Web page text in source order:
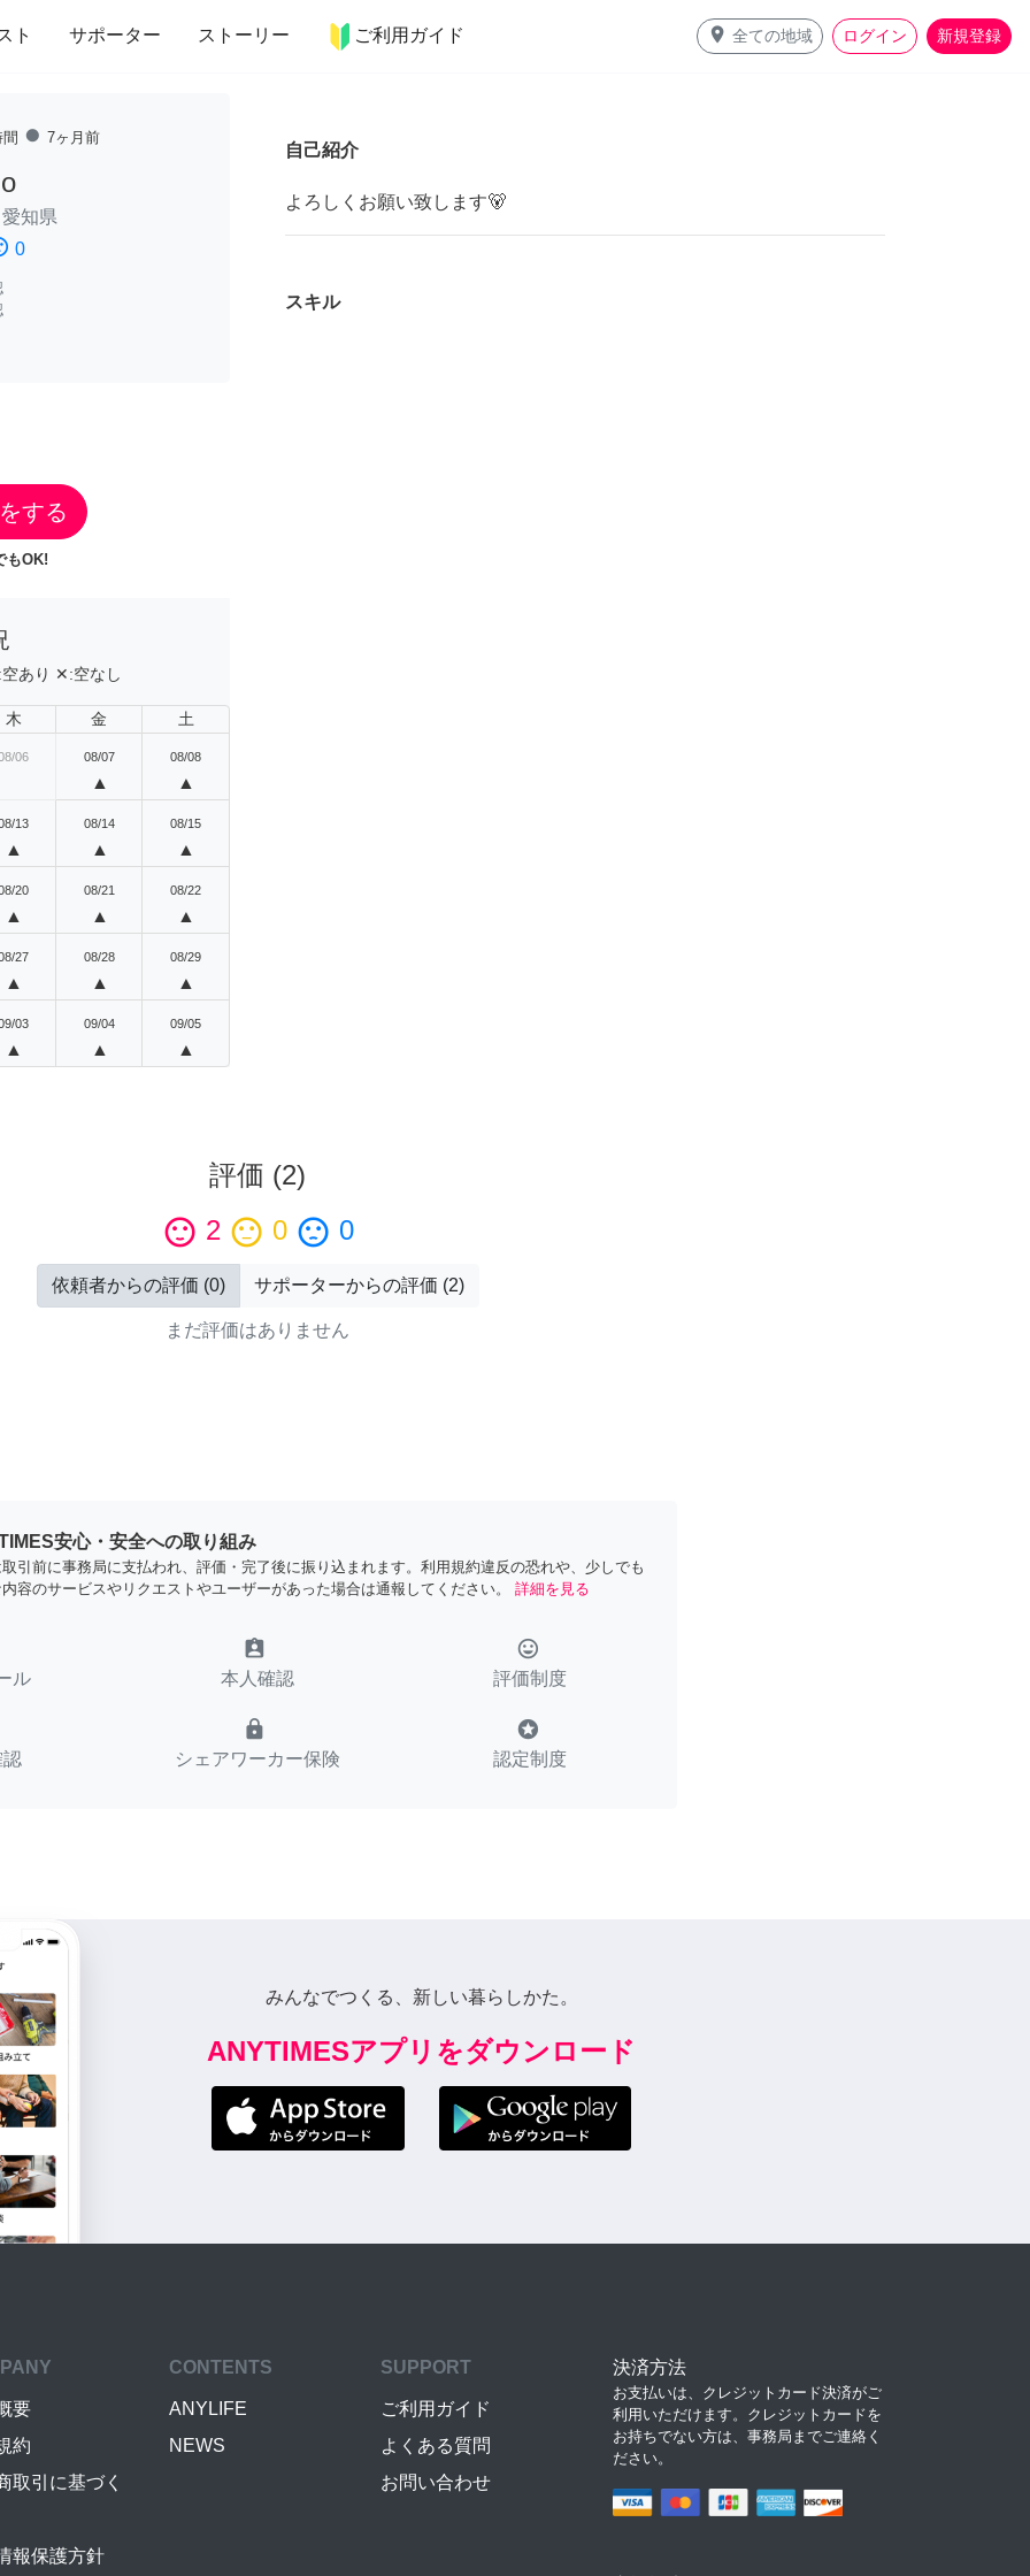
ト サポーター ストーリー ご利用ガイド place 全ての地域 ログイン 新規登録
インテリア 趣味・習い事 ペット 料理
fiber_manual_record 7ヶ月前
愛知県
0
する
もOK!
空あり ✕:空なし
木 金 土
06 08/07
▲
08/08
▲
13
▲
08/14
▲
08/15
▲
20
▲
08/21
▲
08/22
▲
27
▲
08/28
▲
08/29
▲
03
▲
09/04
▲
09/05
▲
自己紹介
よろしくお願い致します🐻
スキル
評価 (2)
sentiment_satisfied 2 sentiment_neutral 0 sentiment_dissatisfied 0
依頼者からの評価 (0) サポーターからの評価 (2)
まだ評価はありません
安心・安全への取り組み
引前に事務局に支払われ、評価・完了後に振り込まれます。利用規約違反の恐れや、少しでも
容のサービスやリクエストやユーザーがあった場合は通報してください。
詳細を見る
ル
assignment_ind
本人確認
tag_faces
評価制度
lock
シェアワーカー保険
stars
認定制度
みんなでつくる、新しい暮らしかた。
ANYTIMESアプリをダウンロード
要
約
取引に基づく
報保護方針
CONTENTS
ANYLIFE
NEWS
SUPPORT
ご利用ガイド
よくある質問
お問い合わせ
決済方法
お支払いは、クレジットカード決済がご
利用いただけます。クレジットカードを
お持ちでない方は、事務局までご連絡く
ださい。